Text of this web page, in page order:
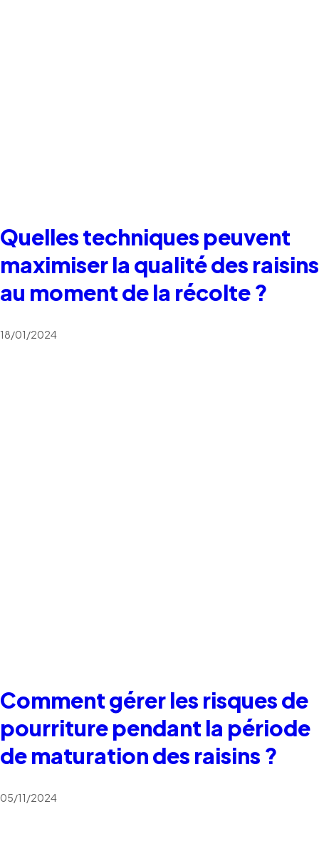
Quelles techniques peuvent
maximiser la qualité des raisins
au moment de la récolte ?
18/01/2024
Comment gérer les risques de
pourriture pendant la période
de maturation des raisins ?
05/11/2024